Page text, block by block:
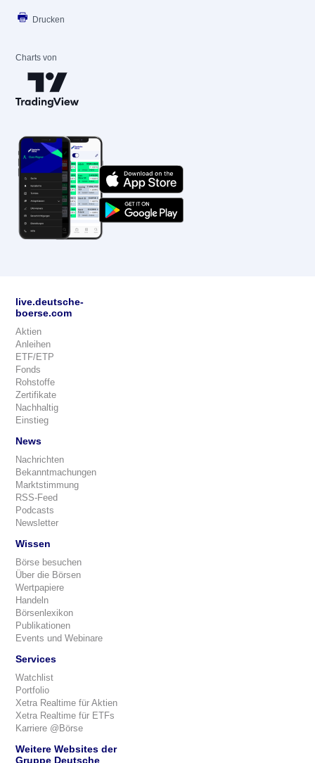
Drucken
Charts von
live.deutsche-
boerse.com
Aktien
Anleihen
ETF/ETP
Fonds
Rohstoffe
Zertifikate
Nachhaltig
Einstieg
News
Nachrichten
Bekanntmachungen
Marktstimmung
RSS-Feed
Podcasts
Newsletter
Wissen
Börse besuchen
Über die Börsen
Wertpapiere
Handeln
Börsenlexikon
Publikationen
Events und Webinare
Services
Watchlist
Portfolio
Xetra Realtime für Aktien
Xetra Realtime für ETFs
Karriere @Börse
Weitere Websites der
Gruppe Deutsche